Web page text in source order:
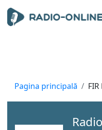
Pagina principală FIR